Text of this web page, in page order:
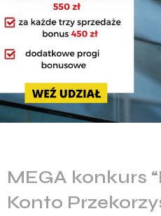
Akcje
MEGA konkurs
Konto